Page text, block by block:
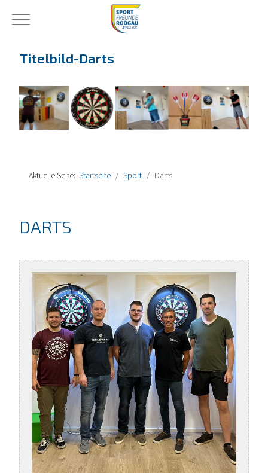
Mobile Menu Toggle
Titelbild-Darts
Aktuelle Seite: Startseite Sport Darts
DARTS